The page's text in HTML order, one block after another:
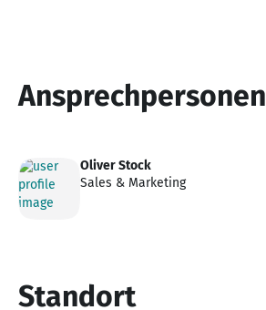
Ansprechpersonen
Oliver Stock
Sales & Marketing
Standort